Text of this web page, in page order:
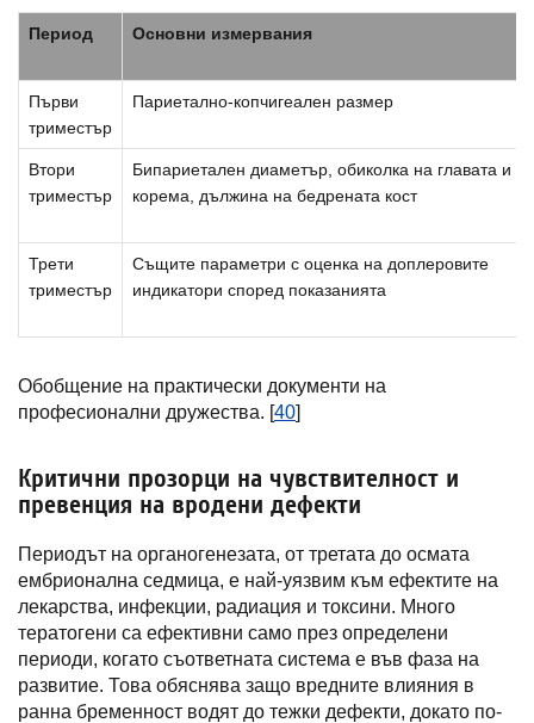
Период Основни измервания
Първи
триместър
Париетално-копчигеален размер
Втори
триместър
Бипариетален диаметър, обиколка на главата и
корема, дължина на бедрената кост
Трети
триместър
Същите параметри с оценка на доплеровите
индикатори според показанията
Обобщение на практически документи на
професионални дружества. [40]
Критични прозорци на чувствителност и
превенция на вродени дефекти
Периодът на органогенезата, от третата до осмата
ембрионална седмица, е най-уязвим към ефектите на
лекарства, инфекции, радиация и токсини. Много
тератогени са ефективни само през определени
периоди, когато съответната система е във фаза на
развитие. Това обяснява защо вредните влияния в
ранна бременност водят до тежки дефекти, докато по-